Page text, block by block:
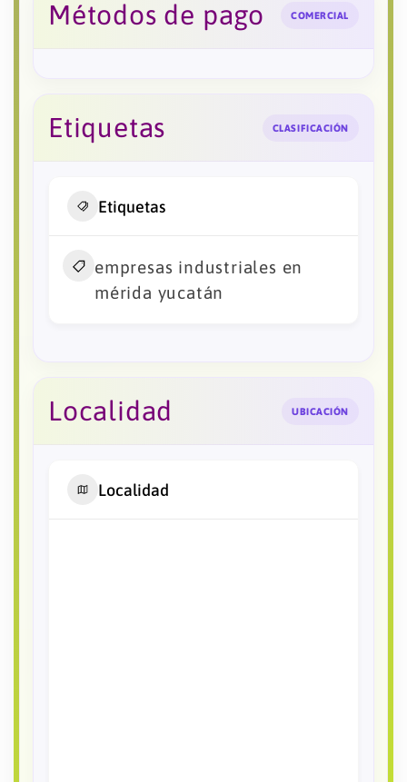
Métodos de pago COMERCIAL
Etiquetas CLASIFICACIÓN
Etiquetas
empresas industriales en
mérida yucatán
Localidad UBICACIÓN
Localidad